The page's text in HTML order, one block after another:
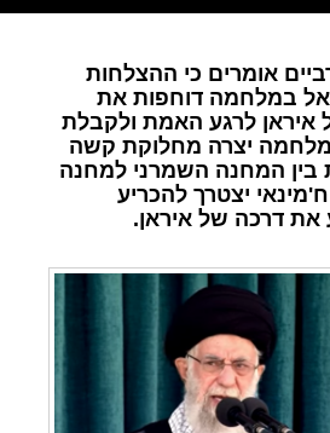
אומרים כי ההצלחות
במלחמה דוחפות את
איראן לרגע האמת ולקבלת
יצרה מחלוקת קשה
בין המחנה השמרני למחנה
יצטרך להכריע
את דרכה של איראן.